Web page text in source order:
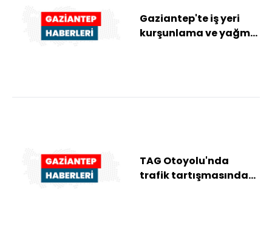
Gaziantep'te iş yeri
kurşunlama ve yağma
TAG Otoyolu'nda
trafik tartışmasında